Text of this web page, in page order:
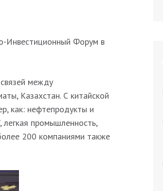
Инвестиционный Форум в
между
Казахстан. С китайской
как: нефтепродукты и
легкая промышленность,
200 компаниями также